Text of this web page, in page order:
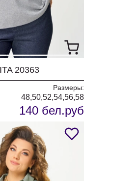
20363
Размеры:
48,50,52,54,56,58
140 бел.руб